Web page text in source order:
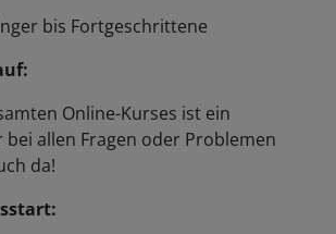
bis Fortgeschrittene
Online-Kurses ist ein
allen Fragen oder Problemen
da!